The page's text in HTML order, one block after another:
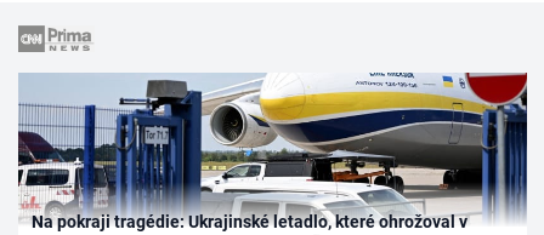
Na pokraji tragédie: Ukrajinské letadlo, které ohrožoval v